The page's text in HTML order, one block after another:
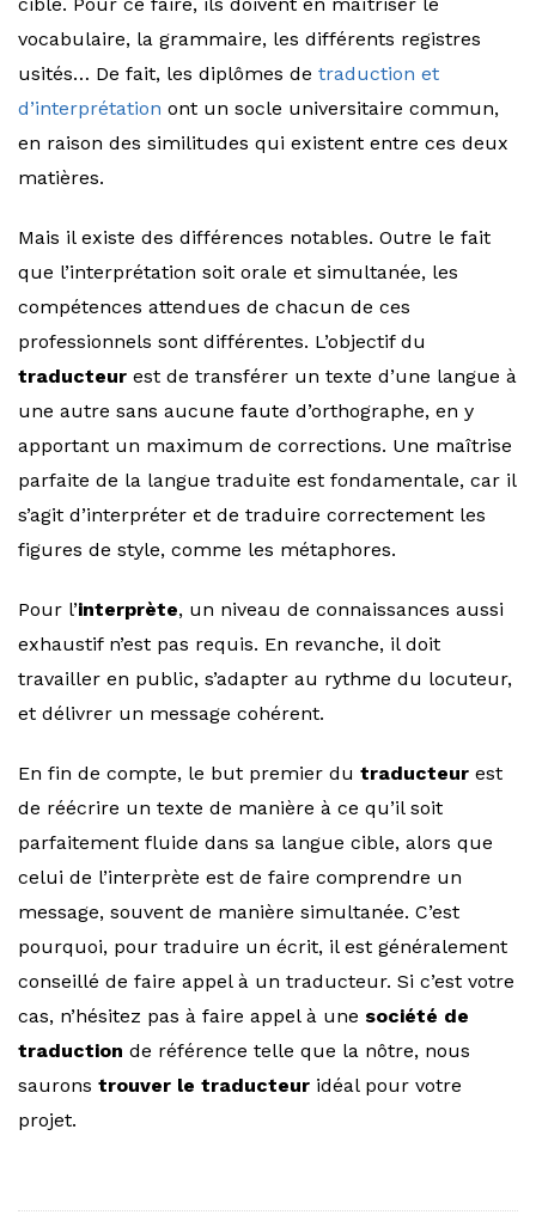
vocabulaire, la grammaire, les différents registres
usités… De fait, les diplômes de traduction et
d’interprétation ont un socle universitaire commun,
en raison des similitudes qui existent entre ces deux
matières.
Mais il existe des différences notables. Outre le fait
que l’interprétation soit orale et simultanée, les
compétences attendues de chacun de ces
professionnels sont différentes. L’objectif du
traducteur est de transférer un texte d’une langue à
une autre sans aucune faute d’orthographe, en y
apportant un maximum de corrections. Une maîtrise
parfaite de la langue traduite est fondamentale, car il
s’agit d’interpréter et de traduire correctement les
figures de style, comme les métaphores.
Pour l’interprète, un niveau de connaissances aussi
exhaustif n’est pas requis. En revanche, il doit
travailler en public, s’adapter au rythme du locuteur,
et délivrer un message cohérent.
En fin de compte, le but premier du traducteur est
de réécrire un texte de manière à ce qu’il soit
parfaitement fluide dans sa langue cible, alors que
celui de l’interprète est de faire comprendre un
message, souvent de manière simultanée. C’est
pourquoi, pour traduire un écrit, il est généralement
conseillé de faire appel à un traducteur. Si c’est votre
cas, n’hésitez pas à faire appel à une société de
traduction de référence telle que la nôtre, nous
saurons trouver le traducteur idéal pour votre
projet.